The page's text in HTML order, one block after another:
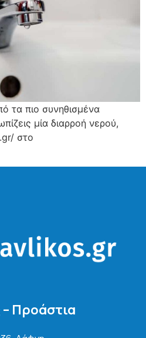
τα πιο συνηθισμένα
μία διαρροή νερού,
στο
Προάστια